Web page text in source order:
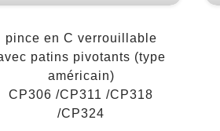
pince en C verrouillable
patins pivotants (type
américain)
CP306 /CP311 /CP318
/CP324